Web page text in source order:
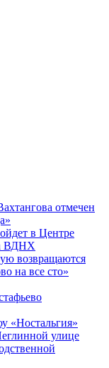
отмечен
в Центре
ВДНХ
возвращаются
на все сто»
«Ностальгия»
улице